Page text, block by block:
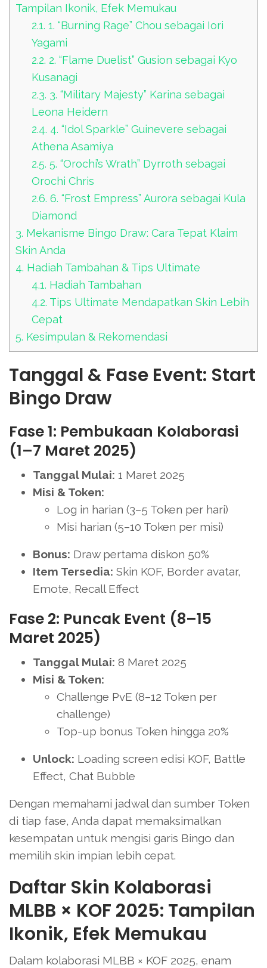
Tampilan Ikonik, Efek Memukau
2.1. 1. “Burning Rage” Chou sebagai Iori
Yagami
2.2. 2. “Flame Duelist” Gusion sebagai Kyo
Kusanagi
2.3. 3. “Military Majesty” Karina sebagai
Leona Heidern
2.4. 4. “Idol Sparkle” Guinevere sebagai
Athena Asamiya
2.5. 5. “Orochi’s Wrath” Dyrroth sebagai
Orochi Chris
2.6. 6. “Frost Empress” Aurora sebagai Kula
Diamond
3. Mekanisme Bingo Draw: Cara Tepat Klaim
Skin Anda
4. Hadiah Tambahan & Tips Ultimate
4.1. Hadiah Tambahan
4.2. Tips Ultimate Mendapatkan Skin Lebih
Cepat
5. Kesimpulan & Rekomendasi
Tanggal & Fase Event: Start
Bingo Draw
Fase 1: Pembukaan Kolaborasi
(1–7 Maret 2025)
Tanggal Mulai: 1 Maret 2025
Misi & Token:
Log in harian (3–5 Token per hari)
Misi harian (5–10 Token per misi)
Bonus: Draw pertama diskon 50%
Item Tersedia: Skin KOF, Border avatar,
Emote, Recall Effect
Fase 2: Puncak Event (8–15
Maret 2025)
Tanggal Mulai: 8 Maret 2025
Misi & Token:
Challenge PvE (8–12 Token per
challenge)
Top-up bonus Token hingga 20%
Unlock: Loading screen edisi KOF, Battle
Effect, Chat Bubble
Dengan memahami jadwal dan sumber Token
di tiap fase, Anda dapat memaksimalkan
kesempatan untuk mengisi garis Bingo dan
memilih skin impian lebih cepat.
Daftar Skin Kolaborasi
MLBB × KOF 2025: Tampilan
Ikonik, Efek Memukau
Dalam kolaborasi MLBB × KOF 2025, enam